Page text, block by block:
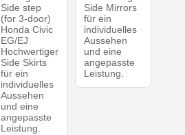
Side step
(for 3-door)
Honda Civic
EG/EJ
Hochwertiger
Side Skirts
für ein
individuelles
Aussehen
und eine
angepasste
Leistung.
Side Mirrors
für ein
individuelles
Aussehen
und eine
angepasste
Leistung.